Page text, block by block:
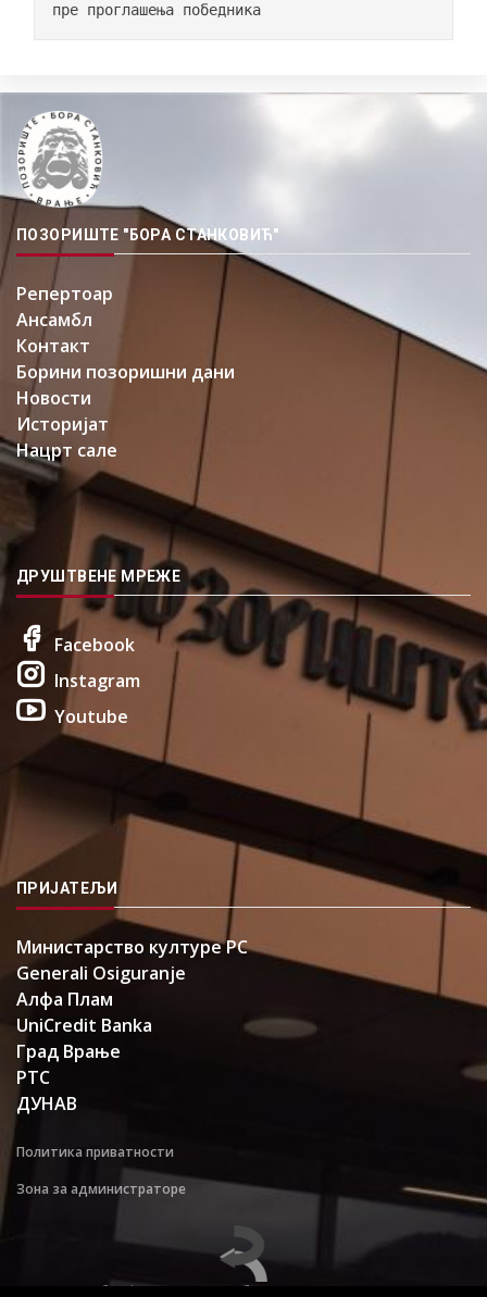
пре проглашења победника
ПОЗОРИШТЕ "БОРА СТАНКОВИЋ"
Репертоар
Ансамбл
Контакт
Борини позоришни дани
Новости
Историјат
Нацрт сале
ДРУШТВЕНЕ МРЕЖЕ
Facebook
Instagram
Youtube
ПРИЈАТЕЉИ
Министарство културе РС
Generali Osiguranje
Алфа Плам
UniCredit Banka
Град Врање
РТС
ДУНАВ
Политика приватности
Зона за администраторе
Веб софтвер за јавне субјекте израдио: Релоад